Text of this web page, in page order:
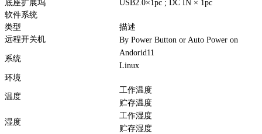
底座扩展坞
USB2.0×1pc ; DC IN × 1pc
软件系统
类型
描述
远程开关机
By Power Button or Auto Power on
系统
Andorid11
Linux
环境
温度
工作温度
贮存温度
湿度
工作湿度
贮存湿度